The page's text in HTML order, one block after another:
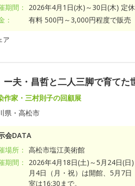
期間：
2026年4月1日(水)～30日(木) 定休
：
有料 500円～3,000円程度で販売
ア
夫・昌哲と二人三脚で育てた
作家・三村則子の回顧展
県・高松市
会DATA
場所： 高松市塩江美術館
期間：
2026年4月18日(土)～5月24日(日
月4日（月・祝）は開館、5月7日
室は16:30まで。